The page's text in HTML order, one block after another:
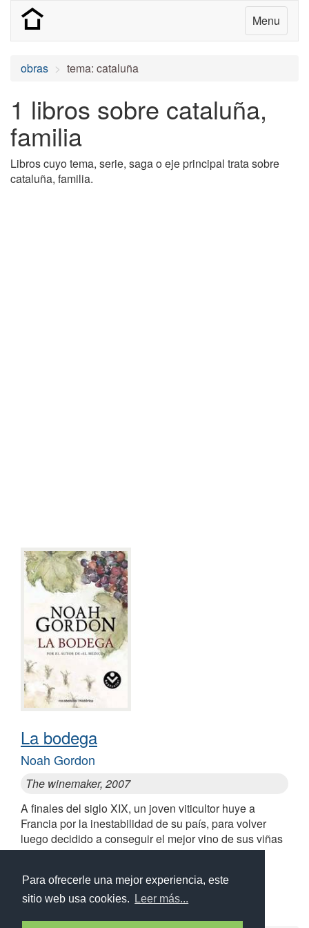
Para ofrecerle una mejor experiencia, este
sitio web usa cookies.
Leer más...
Menu
obras tema: cataluña
1 libros sobre cataluña,
familia
Libros cuyo tema, serie, saga o eje principal trata sobre
cataluña, familia.
La bodega
Noah Gordon
The winemaker, 2007
A finales del siglo XIX, un joven viticultor huye a
Francia por la inestabilidad de su país, para volver
luego decidido a conseguir el mejor vino de sus viñas
familiares